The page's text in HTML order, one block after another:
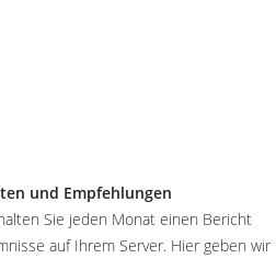
und Empfehlungen
Sie jeden Monat einen Bericht
auf Ihrem Server. Hier geben wir